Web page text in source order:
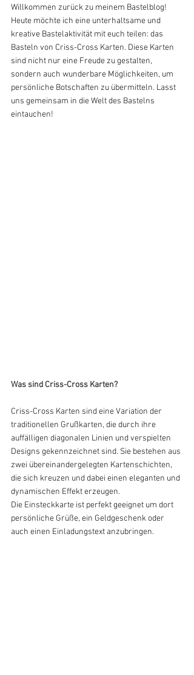
Willkommen zurück zu meinem Bastelblog!
Heute möchte ich eine unterhaltsame und
kreative Bastelaktivität mit euch teilen: das
Basteln von Criss-Cross Karten. Diese Karten
sind nicht nur eine Freude zu gestalten,
sondern auch wunderbare Möglichkeiten, um
persönliche Botschaften zu übermitteln. Lasst
uns gemeinsam in die Welt des Bastelns
eintauchen!
Was sind Criss-Cross Karten?
Criss-Cross Karten sind eine Variation der
traditionellen Grußkarten, die durch ihre
auffälligen diagonalen Linien und verspielten
Designs gekennzeichnet sind. Sie bestehen aus
zwei übereinandergelegten Kartenschichten,
die sich kreuzen und dabei einen eleganten und
dynamischen Effekt erzeugen.
Die Einsteckkarte ist perfekt geeignet um dort
persönliche Grüße, ein Geldgeschenk oder
auch einen Einladungstext anzubringen.